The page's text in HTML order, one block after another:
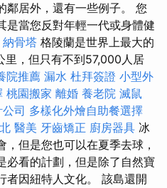
鄰居外，還有一些例子。 您
是當您反對年輕一代或身體健
納骨塔 格陵蘭是世界上最大的
，但只有不到57,000人居
院推薦 漏水 杜拜簽證 小型外
桃園搬家 離婚 養老院 滅鼠
司 多樣化外燴自助餐選擇
醫美 牙齒矯正 廚房器具 冰
但是您也可以在夏季去球，
必看的計劃，但是除了自然寶
者因紐特人文化。 該島還開